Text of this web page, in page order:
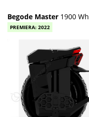
Begode Master 1900 Wh
PREMIERA: 2022